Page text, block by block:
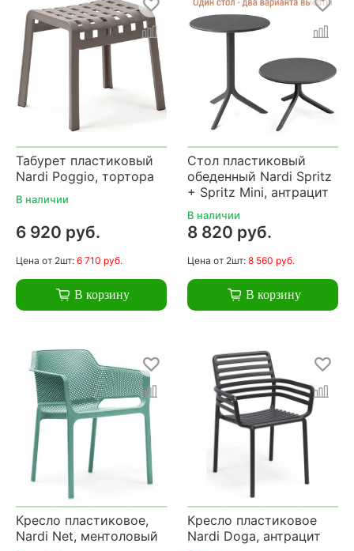
Табурет пластиковый
Nardi Poggio, тортора
В наличии
6 920 руб.
Цена от 2шт: 6 710 руб.
В корзину
Стол пластиковый
обеденный Nardi Spritz
+ Spritz Mini, антрацит
В наличии
8 820 руб.
Цена от 2шт: 8 560 руб.
В корзину
Кресло пластиковое,
Nardi Net, ментоловый
Кресло пластиковое
Nardi Doga, антрацит